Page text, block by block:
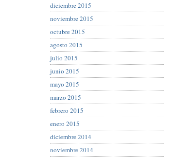
diciembre 2015
noviembre 2015
octubre 2015
agosto 2015
julio 2015
junio 2015
mayo 2015
marzo 2015
febrero 2015
enero 2015
diciembre 2014
noviembre 2014